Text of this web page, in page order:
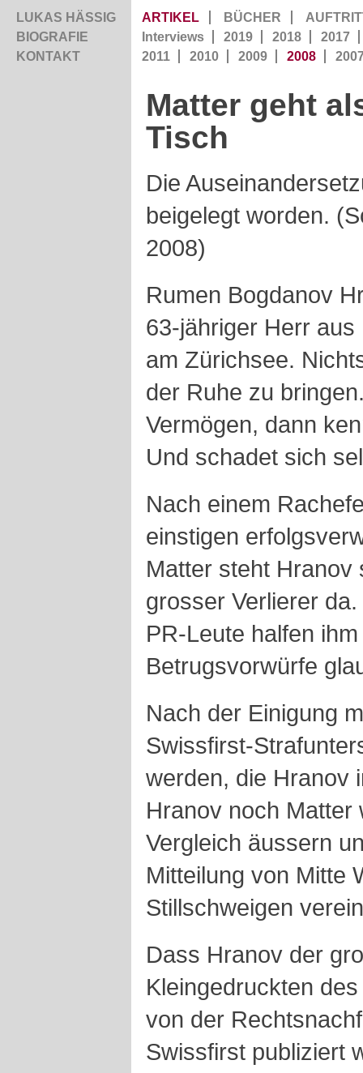
LUKAS HÄSSIG
BIOGRAFIE
KONTAKT
ARTIKEL BÜCHER
Interviews
2019 2018
2017
2011
2010 2009 2008
Matter geht
Tisch
Die
beigelegt worden.
2008)
Rumen Bogdanov
63-jähriger Herr
am Zürichsee.
der Ruhe zu
Vermögen, dann
Und schadet sich
Nach einem
einstigen
Matter steht Hranov
grosser Verlierer
PR-Leute halfen
Betrugsvorwürfe
Nach der Einigung
Swissfirst-
werden, die Hranov
Hranov noch Matter
Vergleich äussern
Mitteilung von Mitte
Stillschweigen
Dass Hranov der
Kleingedruckten
von der
Swissfirst publiziert